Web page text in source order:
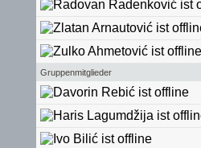
Gruppenmitglieder